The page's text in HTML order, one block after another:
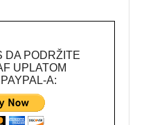
DA PODRŽITE
UPLATOM
A: